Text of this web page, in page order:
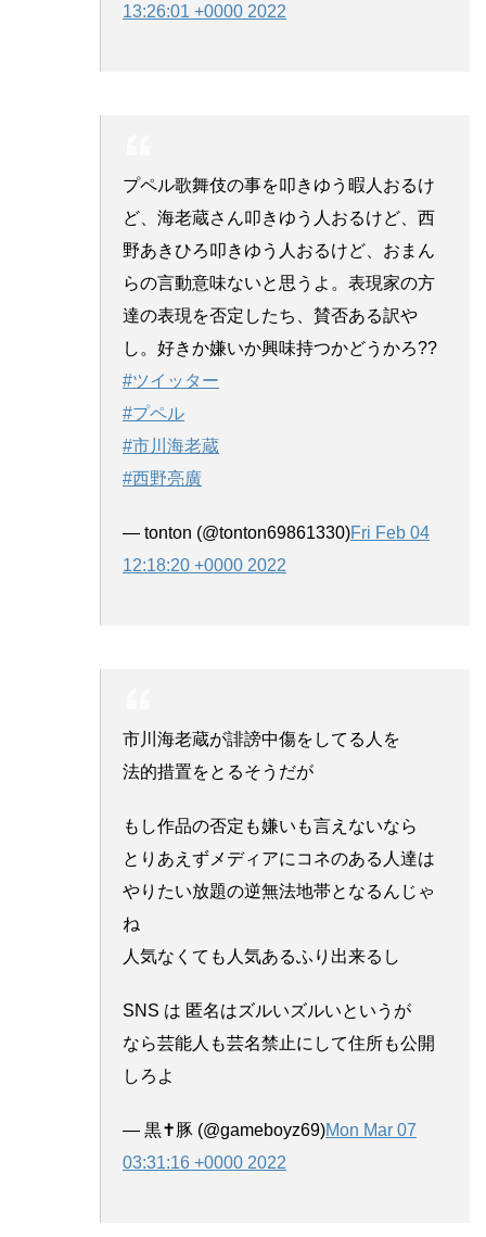
13:26:01 +0000 2022
プペル歌舞伎の事を叩きゆう暇人おるけ
ど、海老蔵さん叩きゆう人おるけど、西
野あきひろ叩きゆう人おるけど、おまん
らの言動意味ないと思うよ。表現家の方
達の表現を否定したち、賛否ある訳や
し。好きか嫌いか興味持つかどうかろ??
#ツイッター
#プペル
#市川海老蔵
#西野亮廣
— tonton (@tonton69861330)Fri Feb 04
12:18:20 +0000 2022
市川海老蔵が誹謗中傷をしてる人を
法的措置をとるそうだが
もし作品の否定も嫌いも言えないなら
とりあえずメディアにコネのある人達は
やりたい放題の逆無法地帯となるんじゃ
ね
人気なくても人気あるふり出来るし
SNS は 匿名はズルいズルいというが
なら芸能人も芸名禁止にして住所も公開
しろよ
— 黒✝︎豚 (@gameboyz69)Mon Mar 07
03:31:16 +0000 2022